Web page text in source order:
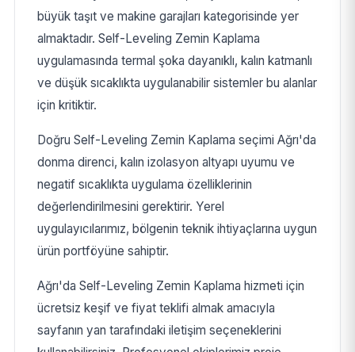
büyük taşıt ve makine garajları kategorisinde yer
almaktadır. Self-Leveling Zemin Kaplama
uygulamasında termal şoka dayanıklı, kalın katmanlı
ve düşük sıcaklıkta uygulanabilir sistemler bu alanlar
için kritiktir.
Doğru Self-Leveling Zemin Kaplama seçimi Ağrı'da
donma direnci, kalın izolasyon altyapı uyumu ve
negatif sıcaklıkta uygulama özelliklerinin
değerlendirilmesini gerektirir. Yerel
uygulayıcılarımız, bölgenin teknik ihtiyaçlarına uygun
ürün portföyüne sahiptir.
Ağrı'da Self-Leveling Zemin Kaplama hizmeti için
ücretsiz keşif ve fiyat teklifi almak amacıyla
sayfanın yan tarafındaki iletişim seçeneklerini